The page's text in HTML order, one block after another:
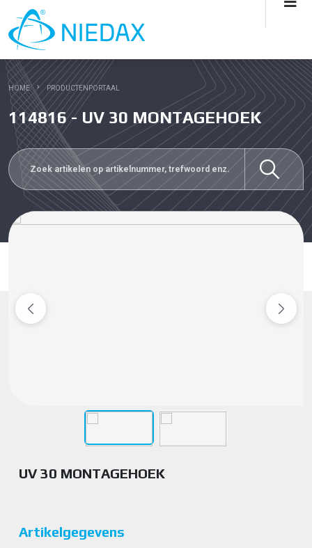
HOME PRODUCTENPORTAAL
114816 - UV 30 MONTAGEHOEK
UV 30 MONTAGEHOEK
Artikelgegevens